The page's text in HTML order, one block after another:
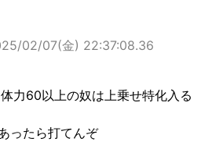
02/07(金) 22:37:08.36
力60以上の奴は上乗せ特化入る
ったら打てんぞ